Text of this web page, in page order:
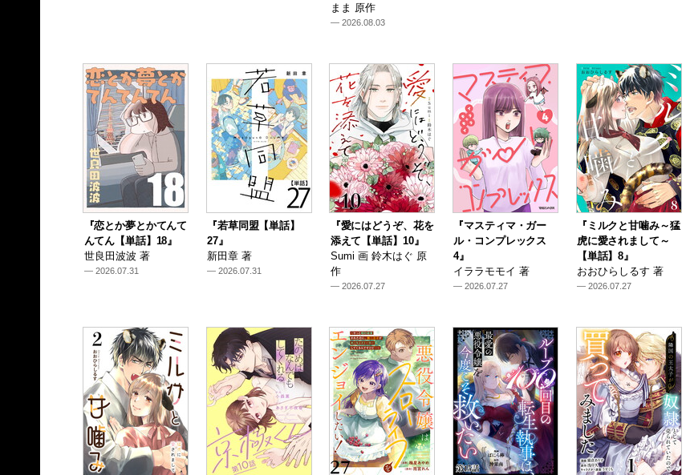
まま 原作
— 2026.08.03
『恋とか夢とかてんて
んてん【単話】18』
世良田波波 著
— 2026.07.31
『若草同盟【単話】
27』
新田章 著
— 2026.07.31
『愛にはどうぞ、花を
添えて【単話】10』
Sumi 画 鈴木はぐ 原
作
— 2026.07.27
『マスティマ・ガー
ル・コンプレックス
4』
イララモモイ 著
— 2026.07.27
『ミルクと甘噛み～猛
虎に愛されまして～
【単話】8』
おおひらしるす 著
— 2026.07.27